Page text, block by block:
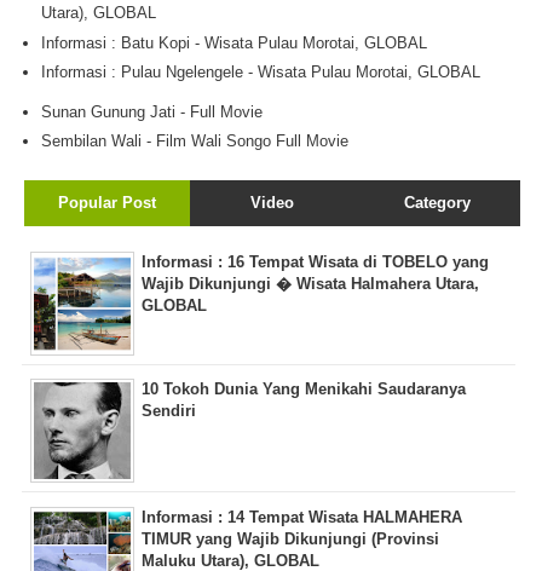
Utara), GLOBAL
Informasi : Batu Kopi - Wisata Pulau Morotai, GLOBAL
Informasi : Pulau Ngelengele - Wisata Pulau Morotai, GLOBAL
Sunan Gunung Jati - Full Movie
Sembilan Wali - Film Wali Songo Full Movie
Popular Post Video Category
Informasi : 16 Tempat Wisata di TOBELO yang
Wajib Dikunjungi � Wisata Halmahera Utara,
GLOBAL
10 Tokoh Dunia Yang Menikahi Saudaranya
Sendiri
Informasi : 14 Tempat Wisata HALMAHERA
TIMUR yang Wajib Dikunjungi (Provinsi
Maluku Utara), GLOBAL